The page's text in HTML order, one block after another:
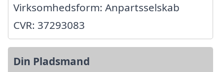
Virksomhedsform: Anpartsselskab
CVR: 37293083
Din Pladsmand